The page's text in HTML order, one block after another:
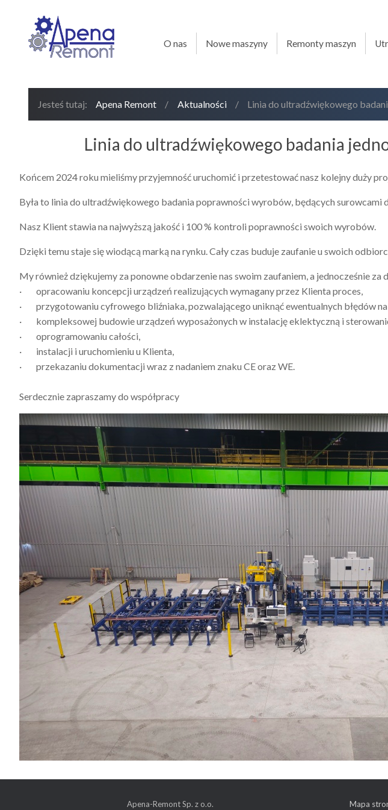
O nas Nowe maszyny Remonty maszyn
Jesteś tutaj: Apena Remont / Aktualności / Linia do ultradźwiękowego
Linia do ultradźwiękowego badania
Końcem 2024 roku mieliśmy przyjemność uruchomić i przetestować nasz kolejny duży
Była to linia do ultradźwiękowego badania poprawności wyrobów, będących
Nasz Klient stawia na najwyższą jakość i 100 % kontroli poprawności swoich wyrobów.
Dzięki temu staje się wiodącą marką na rynku. Cały czas buduje zaufanie u swoich
My również dziękujemy za ponowne obdarzenie nas swoim zaufaniem, a jednocześnie
· opracowaniu koncepcji urządzeń realizujących wymagany przez Klienta proces,
· przygotowaniu cyfrowego bliźniaka, pozwalającego uniknąć ewentualnych błędów
· kompleksowej budowie urządzeń wyposażonych w instalację eklektyczną i
· oprogramowaniu całości,
· instalacji i uruchomieniu u Klienta,
· przekazaniu dokumentacji wraz z nadaniem znaku CE oraz WE.
Serdecznie zapraszamy do współpracy
Apena-Remont Sp. z o.o. Mapa